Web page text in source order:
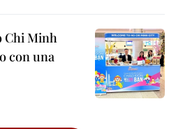
Chi Minh
con una